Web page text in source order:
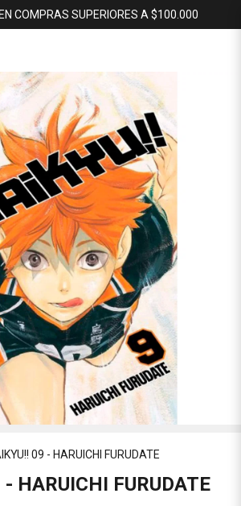
COMPRAS SUPERIORES A $100.000
09 - HARUICHI FURUDATE
HARUICHI FURUDATE